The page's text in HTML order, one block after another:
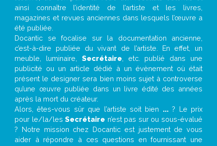
ainsi connaître l’identité de l’artiste et les livres,
magazines et revues anciennes dans lesquels l’œuvre a
été publiée.
Docantic se focalise sur la documentation ancienne,
c’est-à-dire publiée du vivant de l’artiste. En effet, un
meuble, luminaire, Secrétaire , etc. publié dans une
publicité ou un article dédié à un évènement où était
présent le designer sera bien moins sujet à controverse
qu’une œuvre publiée dans un livre édité des années
après la mort du créateur.
Alors, êtes-vous sûr que l’artiste soit bien ...? Le prix
pour le/la/lesSecrétaire n’est pas sur ou sous-évalué
? Notre mission chez Docantic est justement de vous
aider à répondre à ces questions en fournissant une